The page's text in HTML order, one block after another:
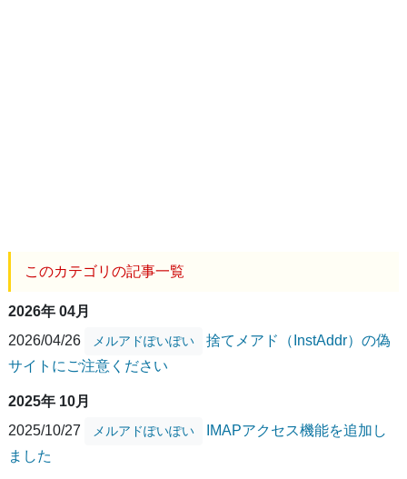
このカテゴリの記事一覧
2026年 04月
2026/04/26
メルアドぽいぽい
捨てメアド（InstAddr）の偽
サイトにご注意ください
2025年 10月
2025/10/27
メルアドぽいぽい
IMAPアクセス機能を追加し
ました